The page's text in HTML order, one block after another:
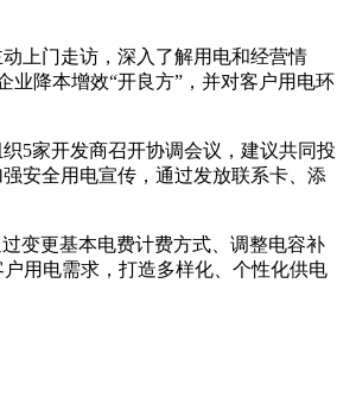
上门走访，深入了解用电和经营情
降本增效“开良方”，并对客户用电环
5家开发商召开协调会议，建议共同投
安全用电宣传，通过发放联系卡、添
变更基本电费计费方式、调整电容补
用电需求，打造多样化、个性化供电